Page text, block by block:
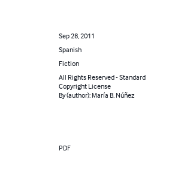
Sep 28, 2011
Spanish
Fiction
All Rights Reserved - Standard
Copyright License
By (author): María B. Núñez
PDF